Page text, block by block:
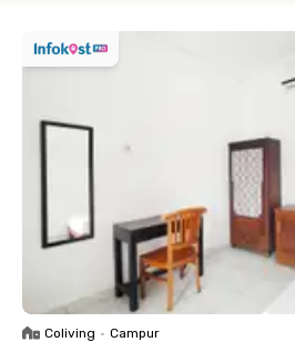
Coliving • Campur